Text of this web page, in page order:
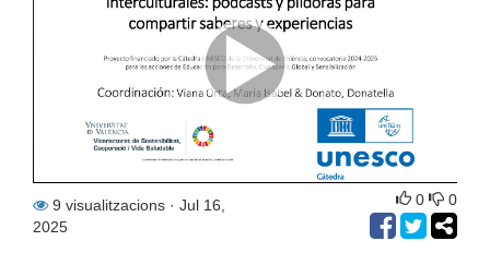
9 visualitzacions · Jul 16,
2025
0 0